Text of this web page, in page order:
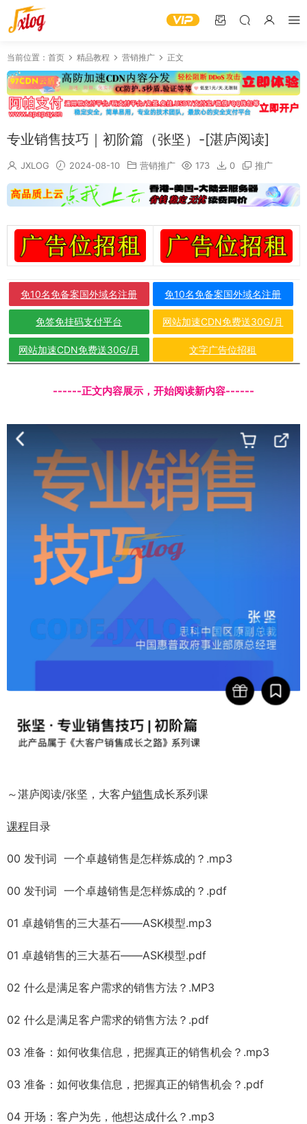
当前位置： 首页 精品教程 营销推广 正文
专业销售技巧｜初阶篇（张坚）-[湛庐阅读]
JXLOG 2024-08-10 营销推广 173 0 推广
免10名免备案国外域名注册 免10名免备案国外域名注册
免签免挂码支付平台 网站加速CDN免费送30G/月
网站加速CDN免费送30G/月 文字广告位招租
------正文内容展示，开始阅读新内容------
～湛庐阅读/张坚，大客户销售 成长系列课
课程目录
00 发刊词 一个卓越销售是怎样炼成的？.mp3
00 发刊词 一个卓越销售是怎样炼成的？.pdf
01 卓越销售的三大基石——ASK模型.mp3
01 卓越销售的三大基石——ASK模型.pdf
02 什么是满足客户需求的销售方法？.MP3
02 什么是满足客户需求的销售方法？.pdf
03 准备：如何收集信息，把握真正的销售机会？.mp3
03 准备：如何收集信息，把握真正的销售机会？.pdf
04 开场：客户为先，他想达成什么？.mp3